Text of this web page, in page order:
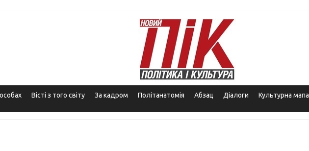
Вісті з того світу За кадром Політанатомія Абзац Діалоги Культурна мапа